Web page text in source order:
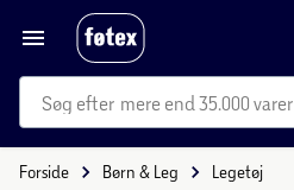
mere end 35.000 varer
Forside Børn & Leg Legetøj